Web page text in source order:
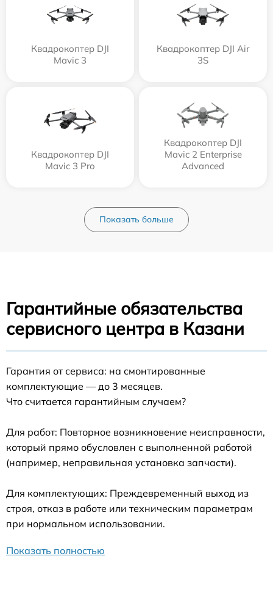
Квадрокоптер DJI
Mavic 3
Квадрокоптер DJI Air
3S
Квадрокоптер DJI
Mavic 3 Pro
Квадрокоптер DJI
Mavic 2 Enterprise
Advanced
Показать больше
Гарантийные обязательства
сервисного центра в Казани
Гарантия от сервиса: на смонтированные
комплектующие — до 3 месяцев.
Что считается гарантийным случаем?
Для работ: Повторное возникновение неисправности,
который прямо обусловлен с выполненной работой
(например, неправильная установка запчасти).
Для комплектующих: Преждевременный выход из
строя, отказ в работе или техническим параметрам
при нормальном использовании.
Показать полностью